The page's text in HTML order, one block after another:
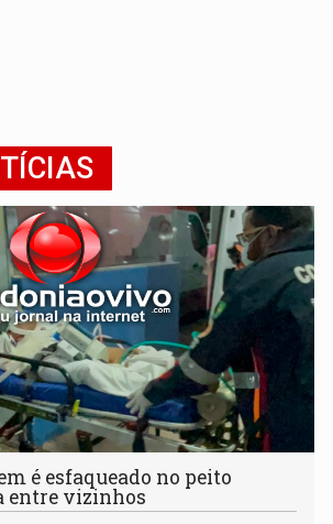
é esfaqueado no peito
entre vizinhos